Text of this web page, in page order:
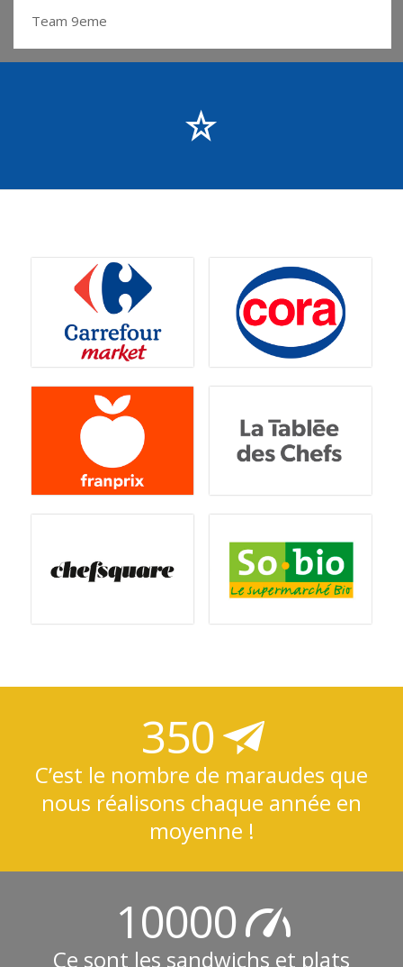
Team 9eme
350
C’est le nombre de maraudes que
nous réalisons chaque année en
moyenne !
10000
Ce sont les sandwichs et plats